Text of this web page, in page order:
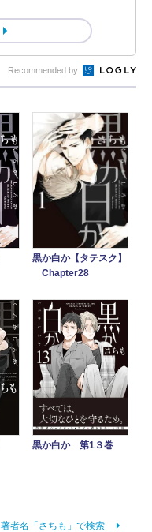
Recommended by
黒か白か【タテスク】
Chapter28
黒か白か 第1３巻
著者名「さちも」で検索